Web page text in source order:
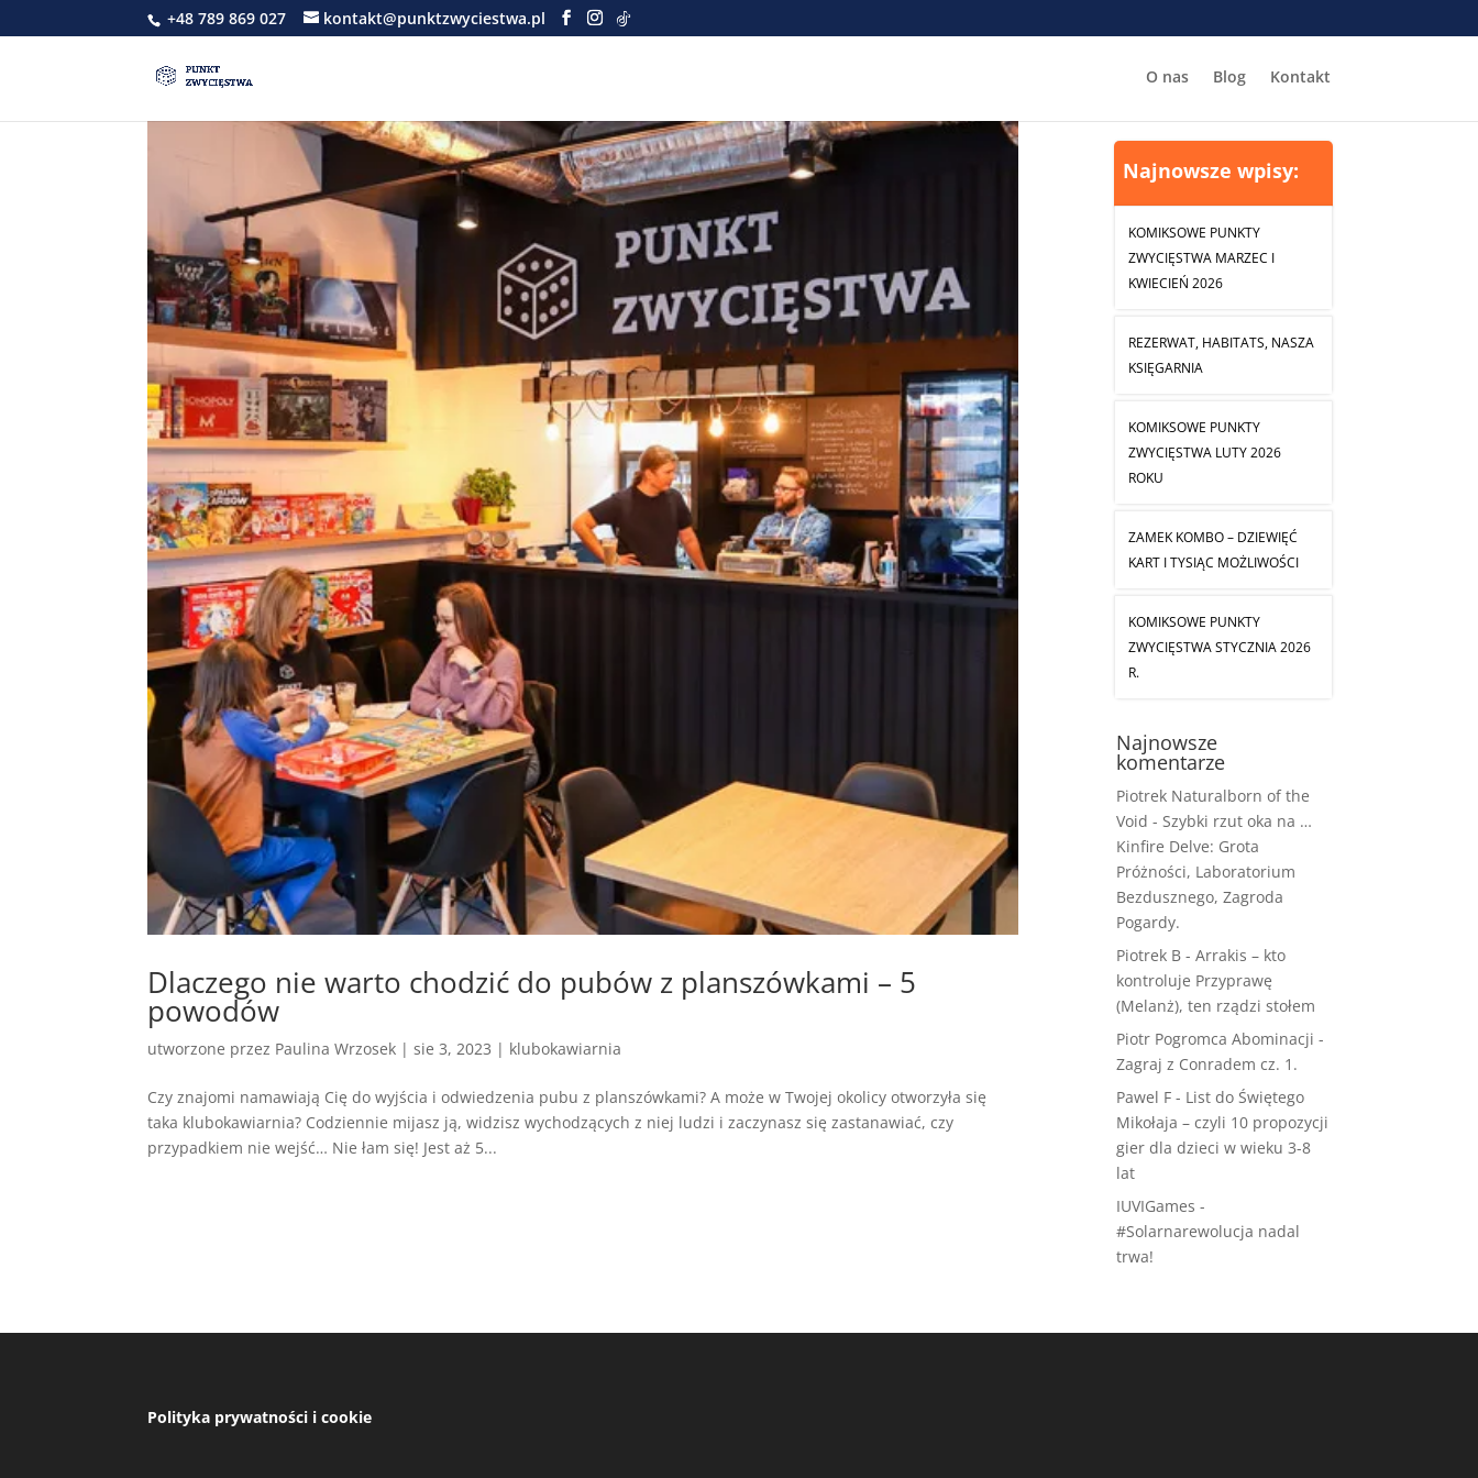
+48 789 869 027 kontakt@punktzwyciestwa.pl
O nas Blog Kontakt
Dlaczego nie warto chodzić do pubów z planszówkami – 5
powodów
utworzone przez Paulina Wrzosek |sie 3, 2023 | klubokawiarnia
Czy znajomi namawiają Cię do wyjścia i odwiedzenia pubu z planszówkami? A może w Twojej okolicy otworzyła się
taka klubokawiarnia? Codziennie mijasz ją, widzisz wychodzących z niej ludzi i zaczynasz się zastanawiać, czy
przypadkiem nie wejść… Nie łam się! Jest aż 5...
Najnowsze wpisy:
KOMIKSOWE PUNKTY
ZWYCIĘSTWA MARZEC I
KWIECIEŃ 2026
REZERWAT, HABITATS, NASZA
KSIĘGARNIA
KOMIKSOWE PUNKTY
ZWYCIĘSTWA LUTY 2026
ROKU
ZAMEK KOMBO – DZIEWIĘĆ
KART I TYSIĄC MOŻLIWOŚCI
KOMIKSOWE PUNKTY
ZWYCIĘSTWA STYCZNIA 2026
R.
Najnowsze
komentarze
Piotrek Naturalborn of the
Void -Szybki rzut oka na …
Kinfire Delve: Grota
Próżności, Laboratorium
Bezdusznego, Zagroda
Pogardy.
Piotrek B -Arrakis – kto
kontroluje Przyprawę
(Melanż), ten rządzi stołem
Piotr Pogromca Abominacji -
Zagraj z Conradem cz. 1.
Pawel F - List do Świętego
Mikołaja – czyli 10 propozycji
gier dla dzieci w wieku 3-8
lat
IUVIGames -
#Solarnarewolucja nadal
trwa!
Polityka prywatności i cookie